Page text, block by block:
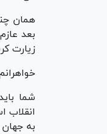
همان
بعد
زیارت
شما
انقلاب
به